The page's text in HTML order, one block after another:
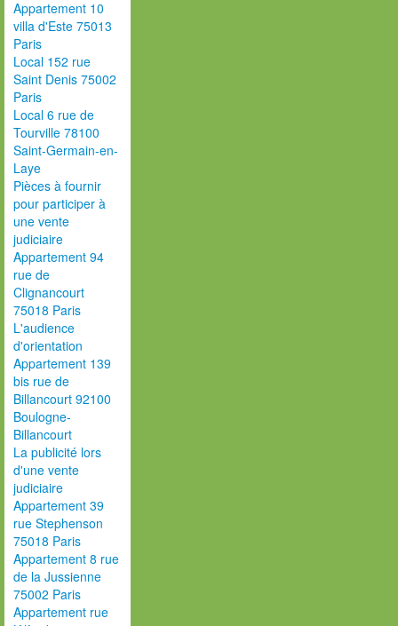
Appartement 10
villa d'Este 75013
Paris
Local 152 rue
Saint Denis 75002
Paris
Local 6 rue de
Tourville 78100
Saint-Germain-en-
Laye
Pièces à fournir
pour participer à
une vente
judiciaire
Appartement 94
rue de
Clignancourt
75018 Paris
L'audience
d'orientation
Appartement 139
bis rue de
Billancourt 92100
Boulogne-
Billancourt
La publicité lors
d'une vente
judiciaire
Appartement 39
rue Stephenson
75018 Paris
Appartement 8 rue
de la Jussienne
75002 Paris
Appartement rue